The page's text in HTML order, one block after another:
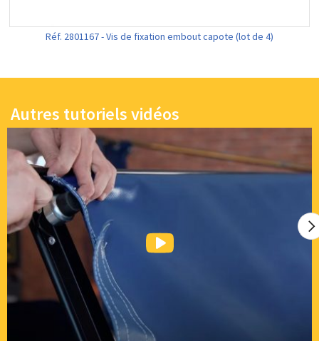
Réf. 2801167 - Vis de fixation embout capote (lot de 4)
Autres tutoriels vidéos